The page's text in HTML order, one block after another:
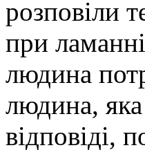
розповіли
при
людина
людина, яка
відповіді,